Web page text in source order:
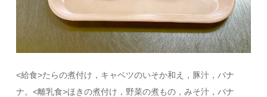
<給食>たらの煮付け，キャベツのいそか和え，豚汁，バナ
ナ。<離乳食>ほきの煮付け，野菜の煮もの，みそ汁，バナ